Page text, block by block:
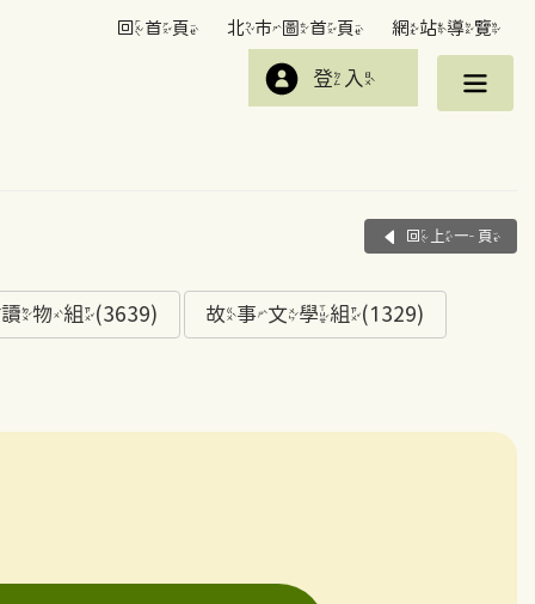
回首頁 北市圖首頁 網站導覽
登入
回上一頁
物組(3639) 故事文學組(1329)